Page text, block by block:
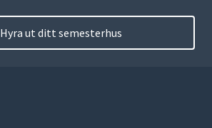
Hyra ut ditt semesterhus